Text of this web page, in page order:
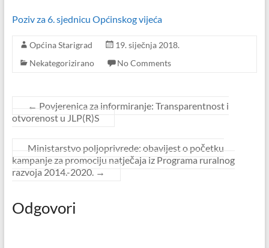
Poziv za 6. sjednicu Općinskog vijeća
Općina Starigrad
19. siječnja 2018.
Nekategorizirano
No Comments
← Povjerenica za informiranje: Transparentnost i
otvorenost u JLP(R)S
Ministarstvo poljoprivrede: obavijest o početku
kampanje za promociju natječaja iz Programa ruralnog
razvoja 2014.-2020. →
Odgovori